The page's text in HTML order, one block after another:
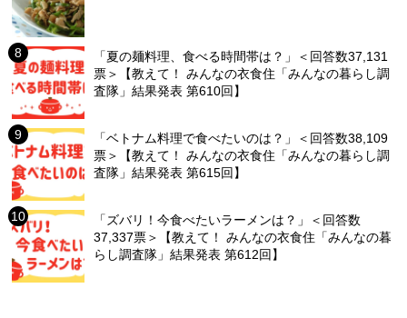
「夏の麺料理、食べる時間帯は？」＜回答数37,131
票＞【教えて！ みんなの衣食住「みんなの暮らし調
査隊」結果発表 第610回】
「ベトナム料理で食べたいのは？」＜回答数38,109
票＞【教えて！ みんなの衣食住「みんなの暮らし調
査隊」結果発表 第615回】
「ズバリ！今食べたいラーメンは？」＜回答数
37,337票＞【教えて！ みんなの衣食住「みんなの暮
らし調査隊」結果発表 第612回】